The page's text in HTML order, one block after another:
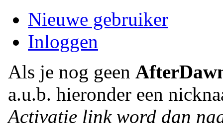
Nieuwe gebruiker
Inloggen
Als je nog geen
a.u.b. hieronder een
Activatie link word dan